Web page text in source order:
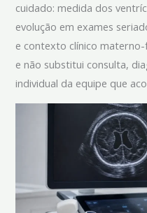
cuidado: medida dos
evolução em exames
e contexto clínico
e não substitui consulta,
individual da equipe que